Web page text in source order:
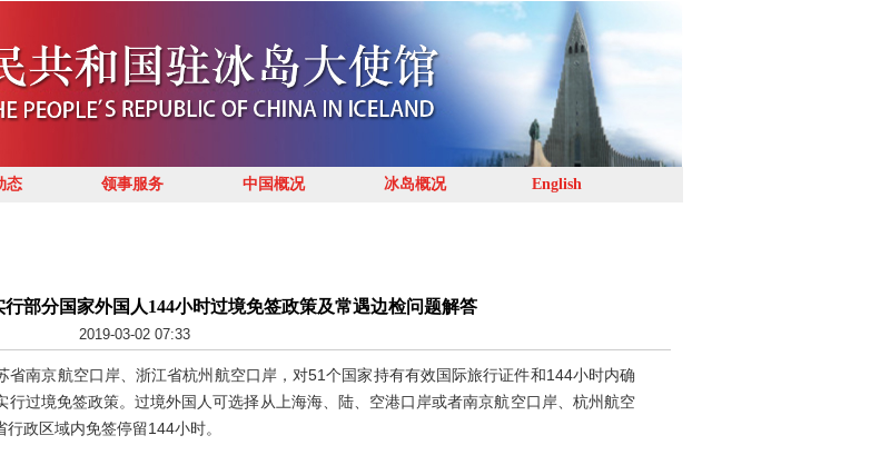
态 领事服务 中国概况 冰岛概况 English
行部分国家外国人144小时过境免签政策及常遇边检问题解答
2019-03-02 07:33
京航空口岸、浙江省杭州航空口岸，对51个国家持有有效国际旅行证件和144小时内确
过境免签政策。过境外国人可选择从上海海、陆、空港口岸或者南京航空口岸、杭州航空
政区域内免签停留144小时。